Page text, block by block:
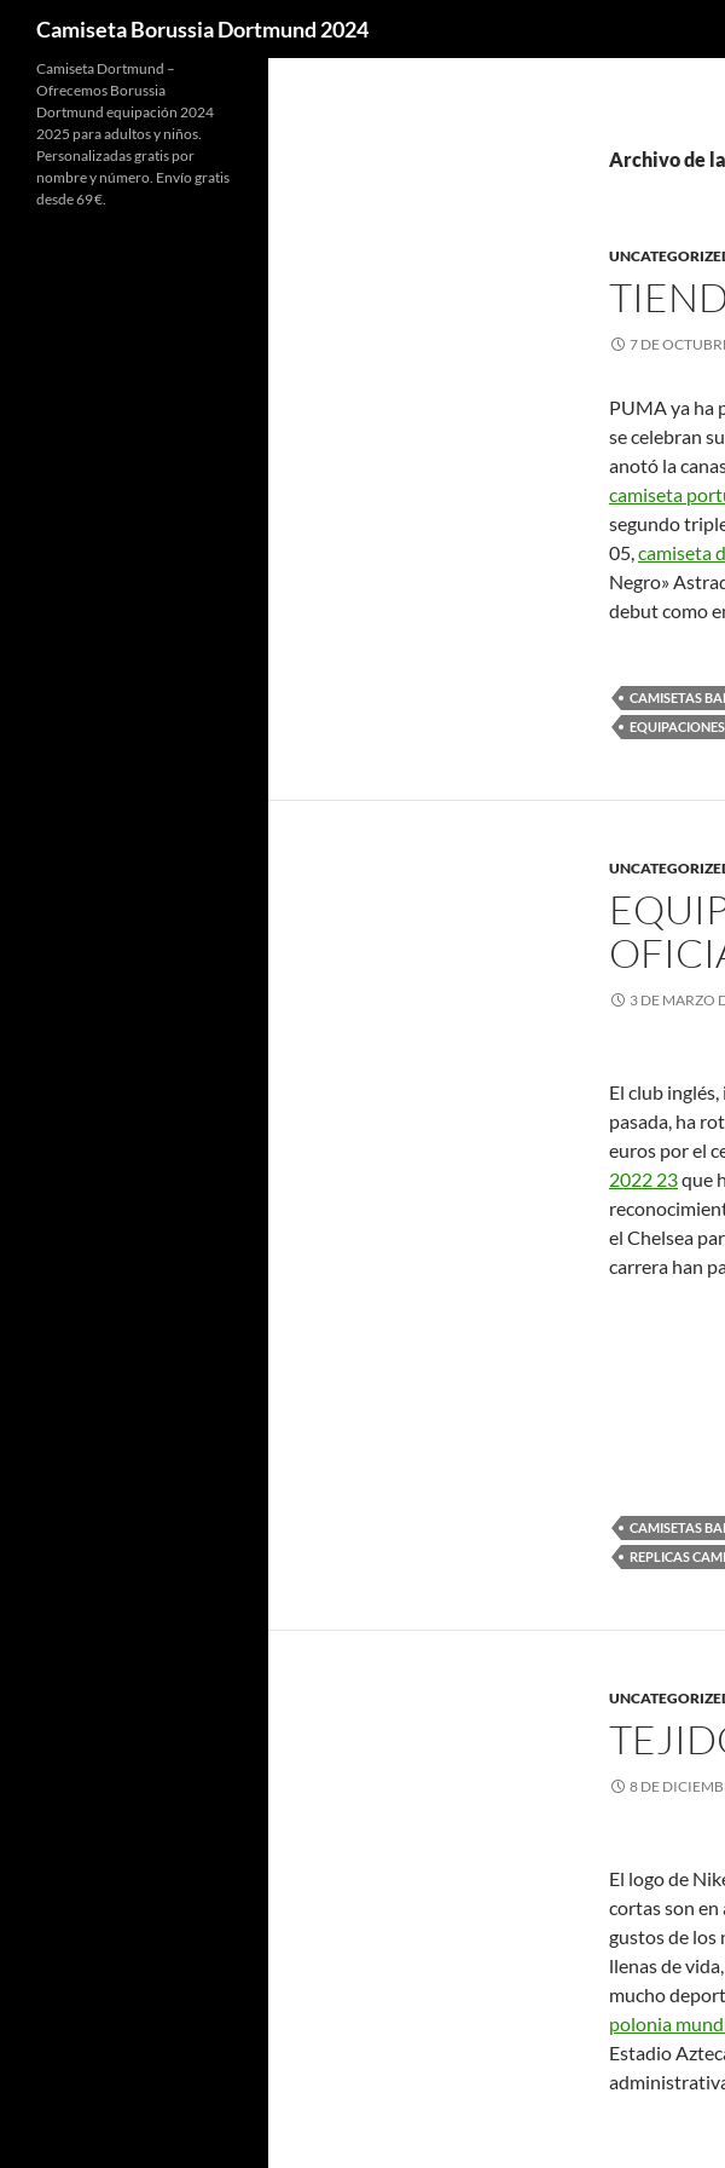
Camiseta Borussia Dortmund 2024
Archivo de
7 DE
PUMA ya ha
se celebran
anotó la
camiseta
segundo
05,camiseta
Negro»
debut como
CAMISETAS
3 DE MARZO
El club
pasada, ha
euros por el
2022 23que
el Chelsea
carrera han
CAMISETAS
REPLICAS
8 DE
El logo de
cortas son en
gustos de los
llenas de
mucho
polonia
Estadio
Camiseta Dortmund –
Ofrecemos Borussia
Dortmund equipación 2024
2025 para adultos y niños.
Personalizadas gratis por
nombre y número. Envío gratis
desde 69 €.